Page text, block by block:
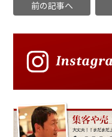
前の記事へ